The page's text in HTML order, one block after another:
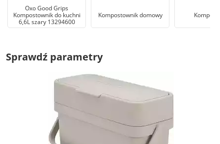
Oxo Good Grips
Kompostownik do kuchni
6,6L szary 13294600
Kompostownik domowy
Sprawdź parametry